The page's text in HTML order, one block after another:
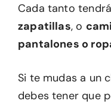
Cada tanto
zapatillas, o
pantalones o
Si te mudas a un
debes tener que